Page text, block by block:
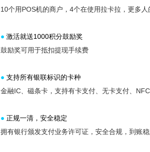
10个用POS机的商户，4个在使用拉卡拉，更多人
●激活就送1000积分鼓励奖
鼓励奖可用于抵扣提现手续费
●支持所有银联标识的卡种
金融IC、磁条卡，支持有卡支付、无卡支付、
●正规一清，安全稳定
拥有银行颁发支付业务许可证，安全合规，到账